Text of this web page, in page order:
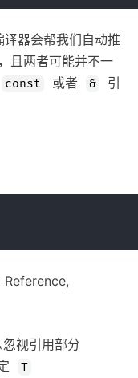
译器会帮我们自动推
且两者可能并不一
const 或者 &
引
Reference,
视引用部分
T